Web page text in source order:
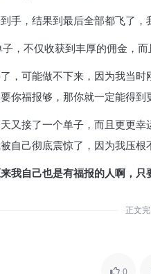
手，结果到最后全部都飞了
，不仅收获到丰厚的佣金，
，可能做不下来，因为我当
你福报够，那你就一定能得到
又接了一个单子，而且更更
己彻底震惊了，因为我压根
我自己也是有福报的人啊，只
正文完
0